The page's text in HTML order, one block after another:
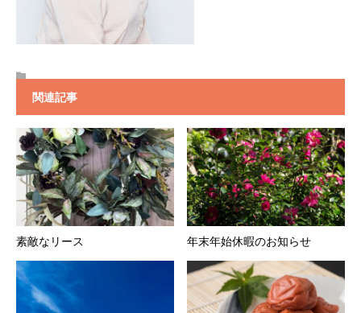
関連記事
素敵なリース 年末年始休暇のお知らせ